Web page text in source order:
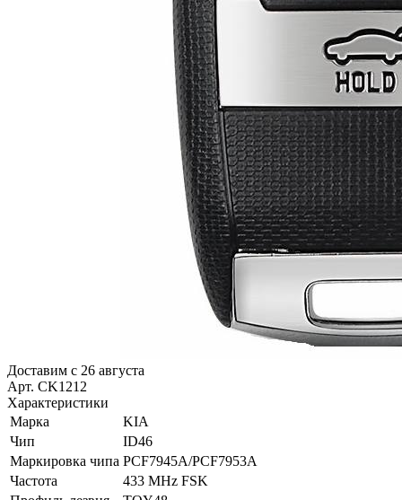
Доставим с 26 августа
Арт. CK1212
Характеристики
Марка
KIA
Чип
ID46
Маркировка чипа PCF7945A/PCF7953A
Частота
433 MHz FSK